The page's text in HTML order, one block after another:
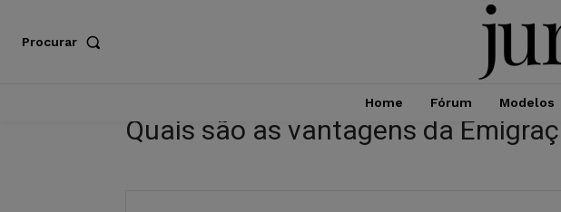
Procurar
Home Fórum Modelos
Quais são as vantagens da